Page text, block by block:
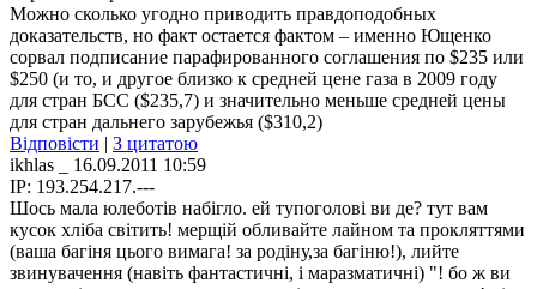
Можно сколько угодно приводить правдоподобных
доказательств, но факт остается фактом – именно Ющенко
сорвал подписание парафированного соглашения по $235 или
$250 (и то, и другое близко к средней цене газа в 2009 году
для стран БСС ($235,7) и значительно меньше средней цены
для стран дальнего зарубежья ($310,2)
Відповісти | З цитатою
ikhlas _ 16.09.2011 10:59
IP: 193.254.217.---
Шось мала юлеботів набігло. ей тупоголові ви де? тут вам
кусок хліба світить! мерщій обливайте лайном та прокляттями
(ваша багіня цього вимага! за родіну,за багіню!), лийте
звинувачення (навіть фантастичні, і маразматичні) "! бо ж ви